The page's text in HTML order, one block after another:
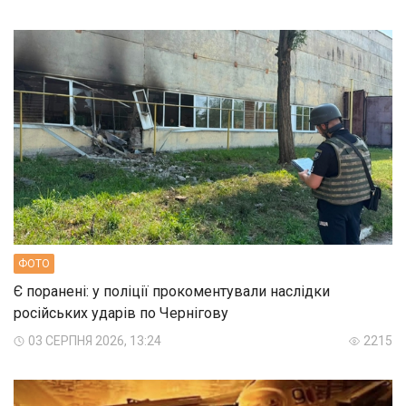
ФОТО
Є поранені: у поліції прокоментували наслідки
російських ударів по Чернігову
03 СЕРПНЯ 2026, 13:24 2215